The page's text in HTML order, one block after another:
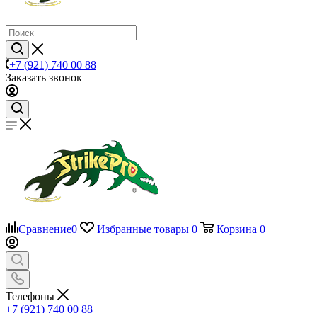
+7 (921) 740 00 88
Заказать звонок
Сравнение0 Избранные товары 0 Корзина 0
Телефоны
+7 (921) 740 00 88